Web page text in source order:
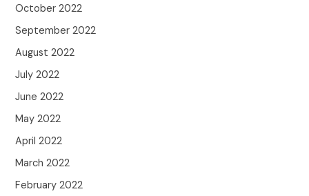
October 2022
September 2022
August 2022
July 2022
June 2022
May 2022
April 2022
March 2022
February 2022